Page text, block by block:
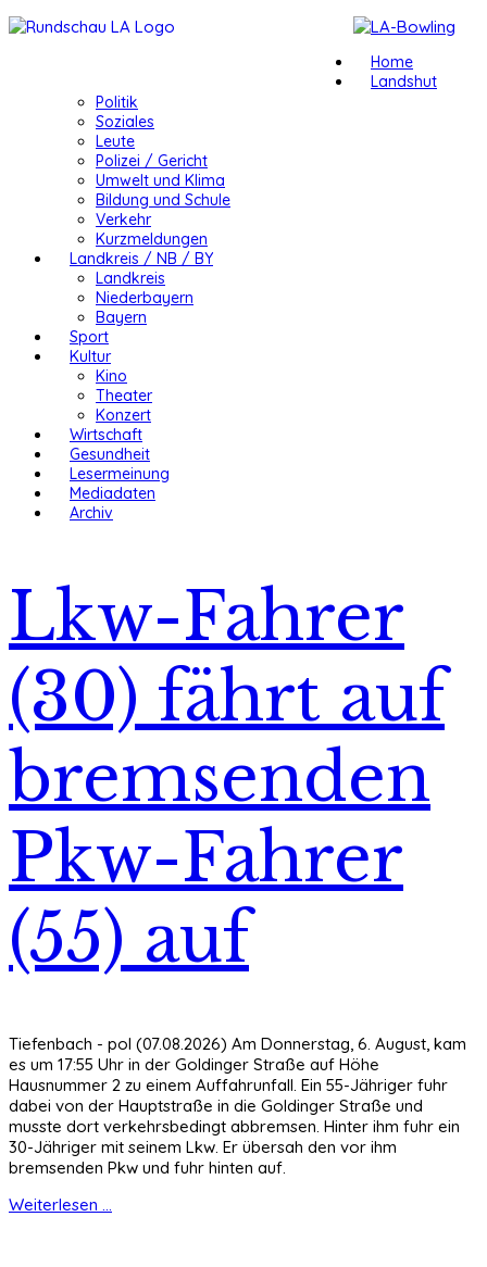
Home
Landshut
Politik
Soziales
Leute
Polizei / Gericht
Umwelt und Klima
Bildung und Schule
Verkehr
Kurzmeldungen
Landkreis / NB / BY
Landkreis
Niederbayern
Bayern
Sport
Kultur
Kino
Theater
Konzert
Wirtschaft
Gesundheit
Lesermeinung
Mediadaten
Archiv
Lkw-Fahrer
(30) fährt auf
bremsenden
Pkw-Fahrer
(55) auf
Tiefenbach - pol (07.08.2026) Am Donnerstag, 6. August, kam
es um 17:55 Uhr in der Goldinger Straße auf Höhe
Hausnummer 2 zu einem Auffahrunfall. Ein 55-Jähriger fuhr
dabei von der Hauptstraße in die Goldinger Straße und
musste dort verkehrsbedingt abbremsen. Hinter ihm fuhr ein
30-Jähriger mit seinem Lkw. Er übersah den vor ihm
bremsenden Pkw und fuhr hinten auf.
Weiterlesen ...